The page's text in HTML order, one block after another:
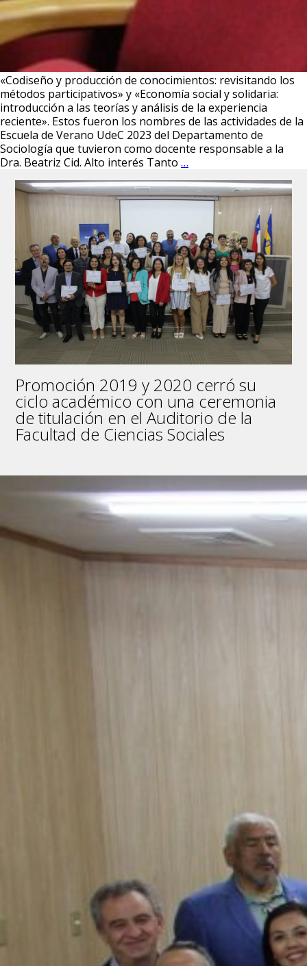
«Codiseño y producción de conocimientos: revisitando los
métodos participativos» y «Economía social y solidaria:
introducción a las teorías y análisis de la experiencia
reciente». Estos fueron los nombres de las actividades de la
Escuela de Verano UdeC 2023 del Departamento de
Sociología que tuvieron como docente responsable a la
Dra. Beatriz Cid. Alto interés Tanto …
alta
convocatoria
concluyeron
todas
las
actividades
organizadas
por
la
Dra.
Beatriz
Cid
Promoción 2019 y 2020 cerró su
ciclo académico con una ceremonia
de titulación en el Auditorio de la
Facultad de Ciencias Sociales